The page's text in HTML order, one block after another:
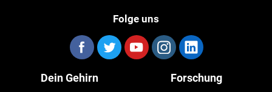
Folge uns
Dein Gehirn Forschung